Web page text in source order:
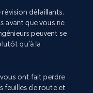
révision défaillants.
avant que vous ne
peuvent se
qu’à la
ont fait perdre
feuilles de route et